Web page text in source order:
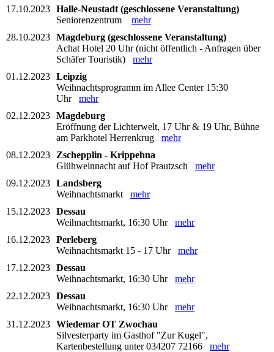
17.10.2023 Halle-Neustadt (geschlossene Veranstaltung)
Seniorenzentrum mehr
28.10.2023 Magdeburg (geschlossene Veranstaltung)
Achat Hotel 20 Uhr (nicht öffentlich - Anfragen über
Schäfer Touristik) mehr
01.12.2023 Leipzig
Weihnachtsprogramm im Allee Center 15:30
Uhr mehr
02.12.2023 Magdeburg
Eröffnung der Lichterwelt, 17 Uhr & 19 Uhr, Bühne
am Parkhotel Herrenkrug mehr
08.12.2023
Zschepplin - Krippehna
Glühweinnacht auf Hof Prautzsch mehr
09.12.2023 Landsberg
Weihnachtsmarkt mehr
15.12.2023 Dessau
Weihnachtsmarkt, 16:30 Uhr mehr
16.12.2023 Perleberg
Weihnachtsmarkt 15 - 17 Uhr mehr
17.12.2023 Dessau
Weihnachtsmarkt, 16:30 Uhr mehr
22.12.2023 Dessau
Weihnachtsmarkt, 16:30 Uhr mehr
31.12.2023 Wiedemar OT Zwochau
Silvesterparty im Gasthof "Zur Kugel",
Kartenbestellung unter 034207 72166 mehr